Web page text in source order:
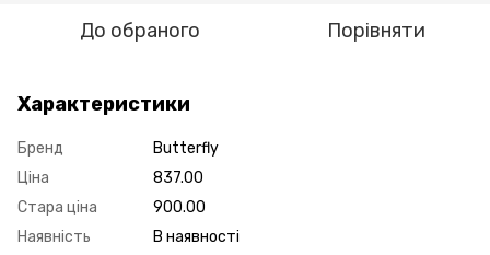
До обраного Порівняти
Характеристики
Бренд
Butterfly
Ціна
837.00
Стара ціна
900.00
Наявність
В наявності